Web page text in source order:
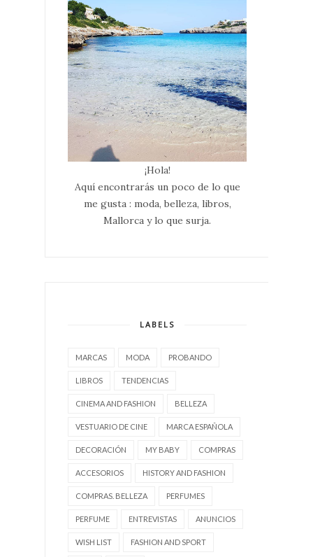
¡Hola!
Aquí encontrarás un poco de lo que
me gusta : moda, belleza, libros,
Mallorca y lo que surja.
LABELS
MARCAS MODA PROBANDO
LIBROS TENDENCIAS
CINEMA AND FASHION BELLEZA
VESTUARIO DE CINE MARCA ESPAÑOLA
DECORACIÓN MY BABY COMPRAS
ACCESORIOS HISTORY AND FASHION
COMPRAS. BELLEZA PERFUMES
PERFUME ENTREVISTAS ANUNCIOS
WISH LIST FASHION AND SPORT